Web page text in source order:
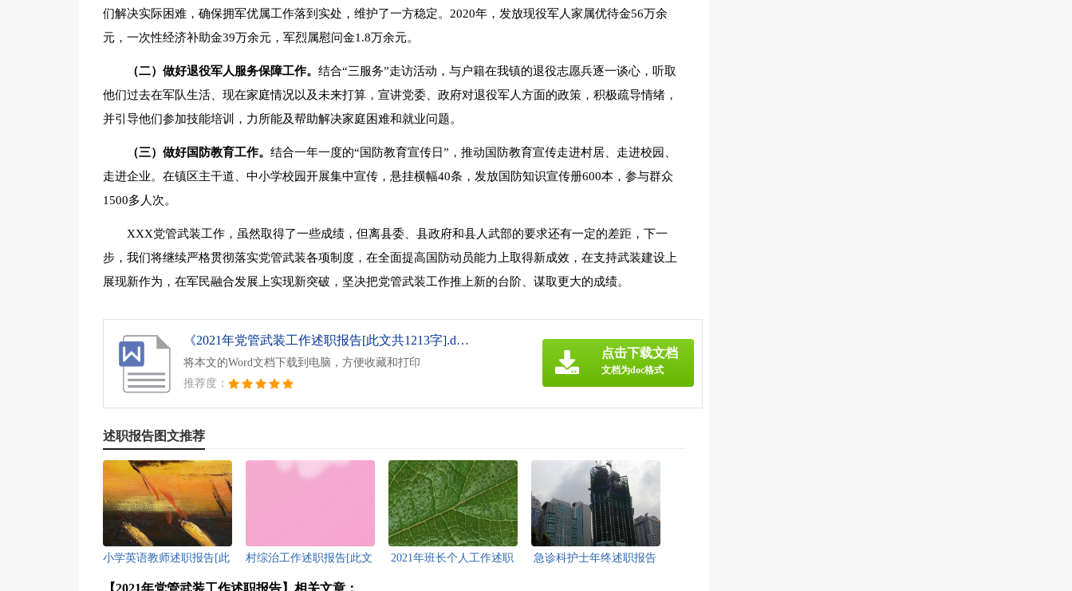
们解决实际困难，确保拥军优属工作落到实处，维护了一方稳定。2020年，发放现役军人家属优待金56万余
元，一次性经济补助金39万余元，军烈属慰问金1.8万余元。
（二）做好退役军人服务保障工作。 结合“三服务”走访活动，与户籍在我镇的退役志愿兵逐一谈心，听取
他们过去在军队生活、现在家庭情况以及未来打算，宣讲党委、政府对退役军人方面的政策，积极疏导情绪，
并引导他们参加技能培训，力所能及帮助解决家庭困难和就业问题。
（三）做好国防教育工作。 结合一年一度的“国防教育宣传日”，推动国防教育宣传走进村居、走进校园、
走进企业。在镇区主干道、中小学校园开展集中宣传，悬挂横幅40条，发放国防知识宣传册600本，参与群众
1500多人次。
XXX党管武装工作，虽然取得了一些成绩，但离县委、县政府和县人武部的要求还有一定的差距，下一
步，我们将继续严格贯彻落实党管武装各项制度，在全面提高国防动员能力上取得新成效，在支持武装建设上
展现新作为，在军民融合发展上实现新突破，坚决把党管武装工作推上新的台阶、谋取更大的成绩。
《2021年党管武装工作述职报告[此文共1213字].doc》
将本文的Word文档下载到电脑，方便收藏和打印
推荐度：
点击下载文档
文档为doc格式
述职报告图文推荐
小学英语教师述职报告[此
文共5203字]
村综治工作述职报告[此文
共4515字]
2021年班长个人工作述职
急诊科护士年终述职报告
【2021年党管武装工作述职报告】相关文章：